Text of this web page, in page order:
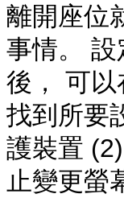
離開座位
事情。
後， 可
找到所要
護裝置
止變更螢